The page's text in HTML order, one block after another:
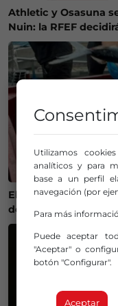
Athletic y Osasuna
Nuin: la RFEF
El calor cambia la
de pesca en Euskadi
Utilizamos
analíticos y para
base a un perfil
navegación (por
Para más
Puede aceptar
"Aceptar" o
botón "Configurar".
Aceptar